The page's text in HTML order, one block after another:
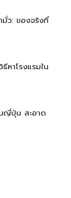
ว: ของจริงที่
หาโรงแรมใน
ญี่ปุ่น สะอาด